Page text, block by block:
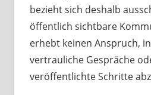
bezieht sich deshalb
öffentlich sichtbare
erhebt keinen Anspruch,
vertrauliche Gespräche
veröffentlichte Schritte